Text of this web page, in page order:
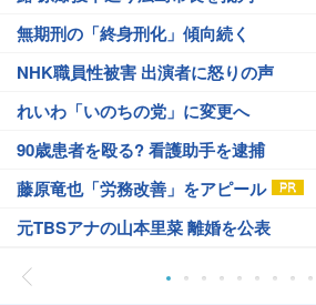
無期刑の「終身刑化」傾向続く
NHK職員性被害 出演者に怒りの声
れいわ「いのちの党」に変更へ
90歳患者を殴る? 看護助手を逮捕
藤原竜也「労務改善」をアピール
元TBSアナの山本里菜 離婚を公表